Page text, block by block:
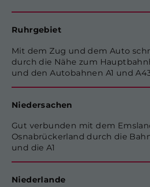
Ruhrgebiet
Mit dem Zug und dem Auto
durch die Nähe zum
und den Autobahnen A1 und
Niedersachen
Gut verbunden mit dem
Osnabrückerland durch die
und die A1
Niederlande